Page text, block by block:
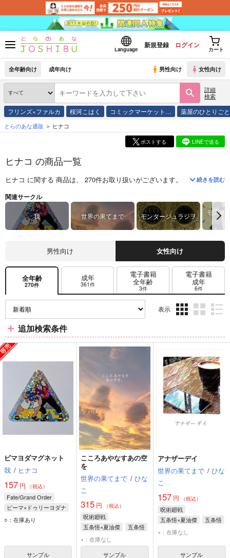
Language
新規登録 ログイン
カート
全年齢向け 成年向け 男性向け 女性向け
詳細
検索
フリンズ×ファルカ 桜河こはく コミックマーケット… 薬屋のひとりごと
とらのあな通販 ヒナコ
ポストする LINEで送る
ヒナコ の商品一覧
ヒナコ に関する 商品は、 270件お取り扱いがございます。 「ビマヨダマ
続きを読む
関連サークル
我 世界の果てまで モンタージュラジヲ
モンブ
男性向け 女性向け
全年齢
270件
成年
361件
電子書籍
全年齢
3件
電子書籍
成年
6件
表示
ム
表
ム
表
ム
表
追加検索条件
ビマヨダマグネット
我 / ヒナコ
157 円 （税込）
Fate/Grand Order
ビーマ×ドゥリーヨダナ
ビーマ
○：在庫あり
サンプル
こころあやなすあの空
を
世界の果てまで / ひな
こ
315 円 （税込）
呪術廻戦
五条悟×夏油傑
五条悟
夏油傑
×：在庫なし
サンプル
アナザーデイ
世界の果てまで / ひな
こ
157円 （税込）
呪術廻戦
五条悟×夏油傑
五条悟
夏油傑
×：在庫なし
サンプル